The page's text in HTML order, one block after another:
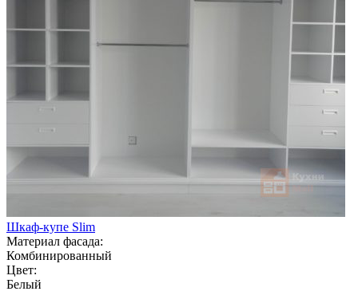
Шкаф-купе Slim
Материал фасада:
Комбинированный
Цвет:
Белый